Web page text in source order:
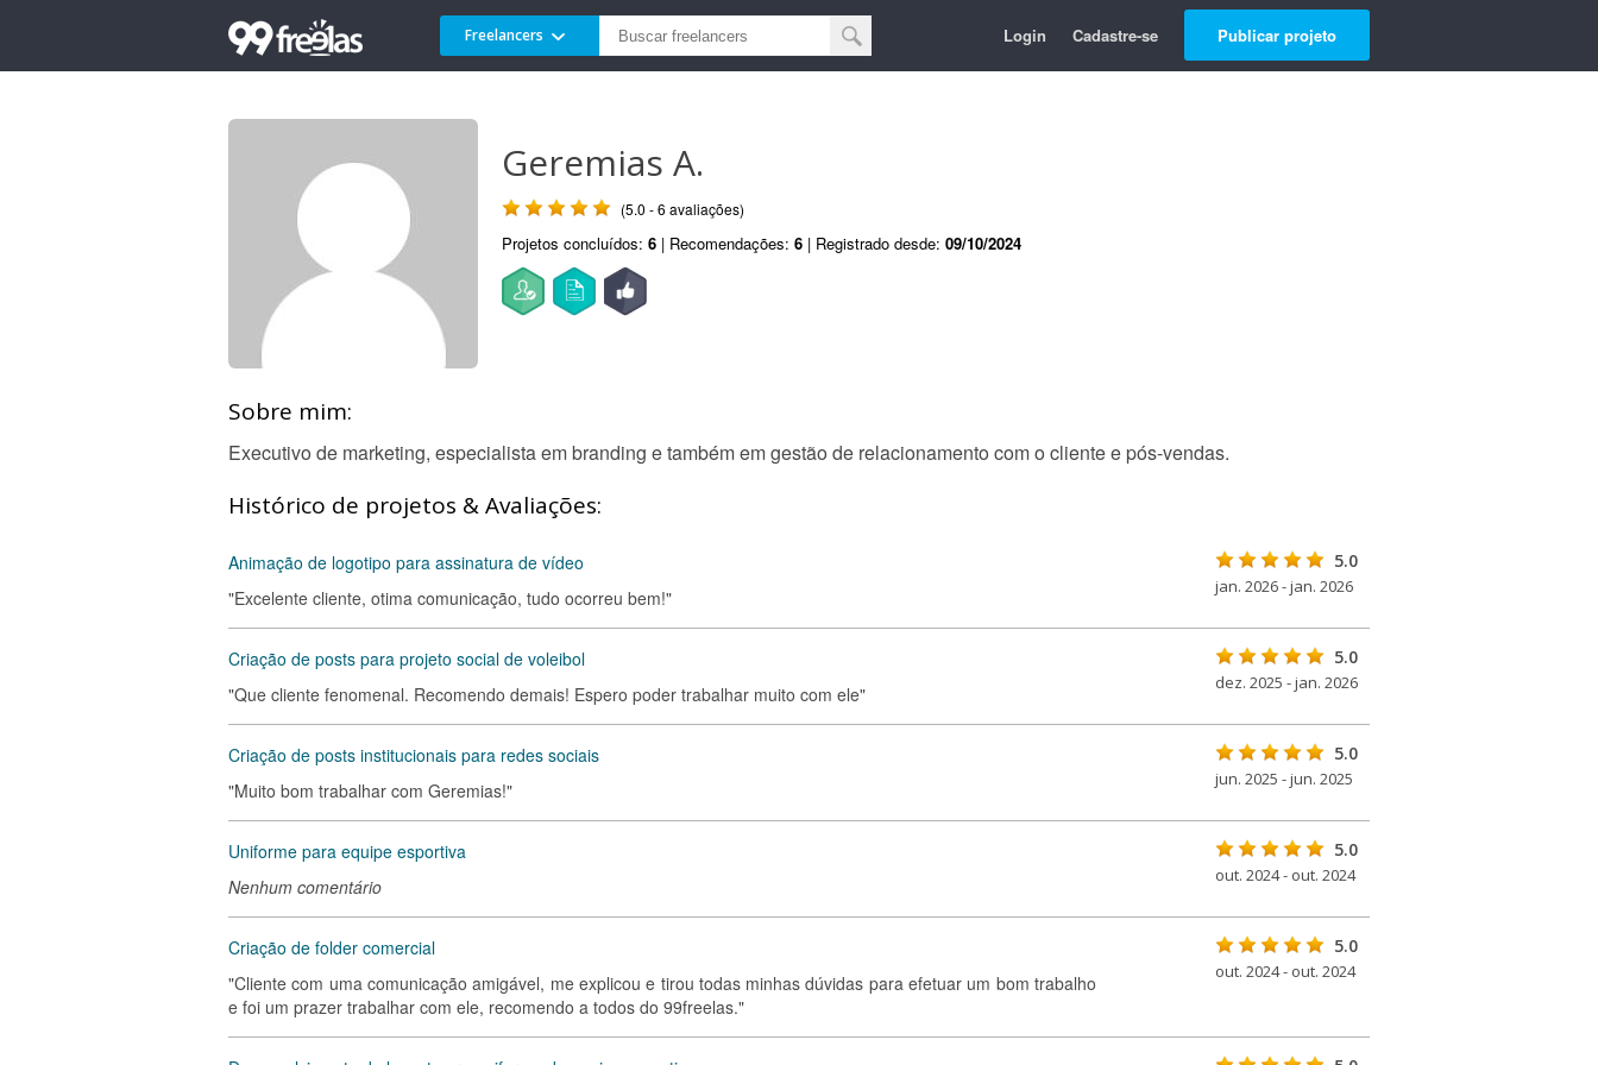
Freelancers Login Cadastre-se Publicar projeto
Geremias A.
(5.0 - 6 avaliações)
Projetos concluídos: 6 | Recomendações: 6 | Registrado desde: 09/10/2024
Sobre mim:
Executivo de marketing, especialista em branding e também em gestão de relacionamento com o cliente e pós-vendas.
Histórico de projetos & Avaliações:
Animação de logotipo para assinatura de vídeo
"Excelente cliente, otima comunicação, tudo ocorreu bem!"
5.0
jan. 2026 - jan. 2026
Criação de posts para projeto social de voleibol
"Que cliente fenomenal. Recomendo demais! Espero poder trabalhar muito com ele"
5.0
dez. 2025 - jan. 2026
Criação de posts institucionais para redes sociais
"Muito bom trabalhar com Geremias!"
5.0
jun. 2025 - jun. 2025
Uniforme para equipe esportiva
Nenhum comentário
5.0
out. 2024 - out. 2024
Criação de folder comercial
"Cliente com uma comunicação amigável, me explicou e tirou todas minhas dúvidas para efetuar um bom trabalho
e foi um prazer trabalhar com ele, recomendo a todos do 99freelas."
5.0
out. 2024 - out. 2024